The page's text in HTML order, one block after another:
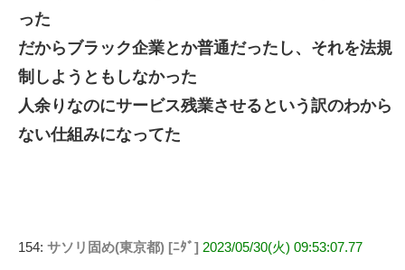
った
だからブラック企業とか普通だったし、それを法規
制しようともしなかった
人余りなのにサービス残業させるという訳のわから
ない仕組みになってた
154: サソリ固め(東京都) [ﾆﾀﾞ] 2023/05/30(火) 09:53:07.77